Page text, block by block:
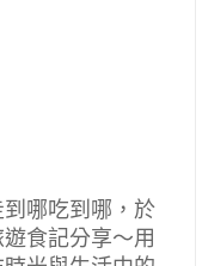
哪吃到哪，於
食記分享～用